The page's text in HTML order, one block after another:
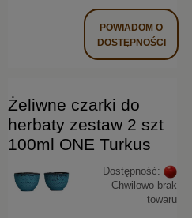
POWIADOM O
DOSTĘPNOŚCI
Żeliwne czarki do
herbaty zestaw 2 szt
100ml ONE Turkus
Dostępność:
Chwilowo brak
towaru